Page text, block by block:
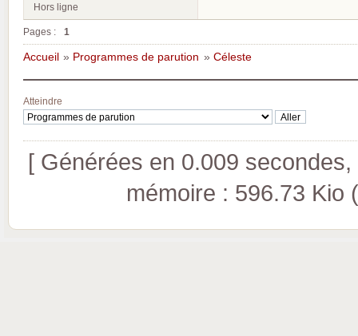
Hors ligne
Pages : 1
Accueil » Programmes de parution » Céleste
Atteindre
[ Générées en 0.009
mémoire : 596.73 Kio